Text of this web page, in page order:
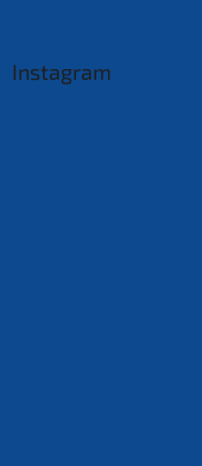
Instagram